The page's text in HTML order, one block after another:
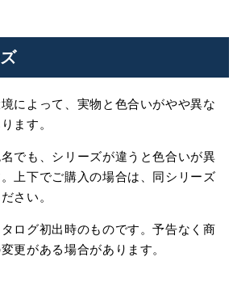
によって、実物と色合いがやや異な
ます。
でも、シリーズが違うと色合いが異
上下でご購入の場合は、同シリーズ
さい。
ログ初出時のものです。予告なく商
更がある場合があります。